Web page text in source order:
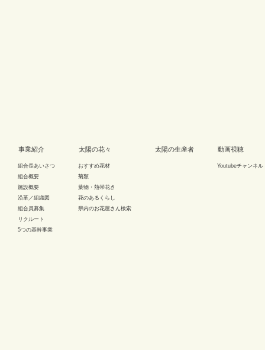
事業紹介
組合長あいさつ
組合概要
施設概要
沿革／組織図
組合員募集
リクルート
5つの基幹事業
太陽の花々
おすすめ花材
菊類
葉物・熱帯花き
花のあるくらし
県内のお花屋さん検索
太陽の生産者 動画視聴
Youtubeチャンネル